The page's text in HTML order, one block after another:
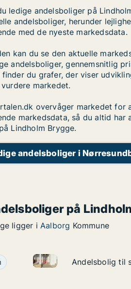
ledige andelsboliger på
andelsboliger, herunder
med de nyeste markedsdata.
kan du se den aktuelle
andelsboliger, gennemsnitlig
du grafer, der viser
markedet.
overvåger markedet for
markedsdata, så du altid har
Lindholm Brygge.
andelsboliger i
på
ligger i Aalborg Kommune
til salg i 9400 Nørresundby,
Andelsbolig til salg i
Andelsbolig til
Andelsbolig til